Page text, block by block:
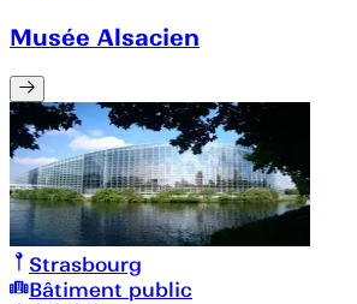
Musée Alsacien
Strasbourg
Bâtiment public